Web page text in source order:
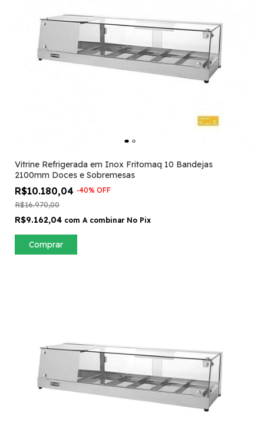
Vitrine Refrigerada em Inox Fritomaq 10 Bandejas
2100mm Doces e Sobremesas
R$10.180,04 -40% OFF
R$16.970,00
R$9.162,04 com A combinar No Pix
Comprar